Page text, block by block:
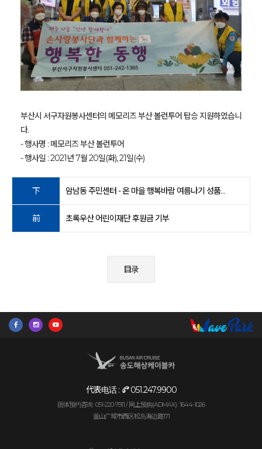
부산시 서구자원봉사센터의 메모리즈 부산 볼런투어 탑승 지원하였습니
다.
- 행사명 : 메모리즈 부산 볼런투어
- 행사일 : 2021년 7월 20일(화), 21일(수)
下 암남동 주민센터 - 온 마을 행복바람 여름나기 성품전달
前 초록우산 어린이재단 후원금 기부
目录
代表电话 : 051.247.9900
团体预约咨询 : 051-220-7911 / 网上预购(ADMAX) : 1644-1026
釜山广域市西区松岛海边路171